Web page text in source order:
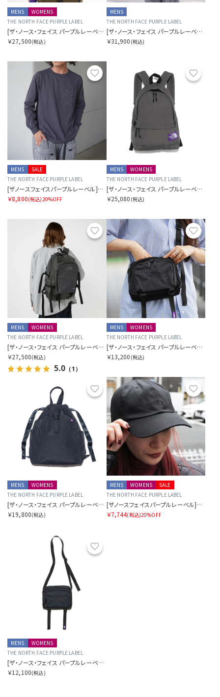
MENS
WOMENS
THE NORTH FACE PURPLE LABEL
[ザ・ノース・フェイス パープルレーベル]コーデュラナイロンデイパック
￥27,500(税込)
MENS
THE NORTH FACE PURPLE LABEL
[ザ・ノース・フェイス パープルレーベル]パーテックスカンタム マウンテンウインドパーカ
￥31,900 (税込)
お気に入り
SALE
MENS
THE NORTH FACE PURPLE LABEL
[ザノースフェイスパープルレーベル]8オンス フィールドロングスリーブポケットティー
￥8,800(税込)20%OFF
MENS
WOMENS
THE NORTH FACE PURPLE LABEL
[ザ・ノース・フェイス パープルレーベル]フィールドデイパック
￥25,080 (税込)
お気に入り
MENS
WOMENS
THE NORTH FACE PURPLE LABEL
[ザ・ノース・フェイス パープルレーベル]コーデュラ ナイロンデイパック
￥27,500(税込)
5.0 （1）
お気
MENS
WOMENS
THE NORTH FACE PURPLE LABEL
[ザ・ノース・フェイス パープルレーベル]コーデュラ ナイロンショルダーバッグ
￥13,200 (税込)
お気に入り
MENS
WOMENS
THE NORTH FACE PURPLE LABEL
[ザ・ノース・フェイス パープルレーベル]マウンテンウインドデイパック
￥19,800(税込)
お気
SALE
MENS
WOMENS
THE NORTH FACE PURPLE LABEL
[ザノースフェイスパープルレーベル]チノフィールドキャップ
￥7,744(税込)20%OFF
お気に入り
MENS
WOMENS
THE NORTH FACE PURPLE LABEL
[ザ・ノース・フェイス パープルレーベル]コーデュラナイロンショルダーバッグ
￥12,100(税込)